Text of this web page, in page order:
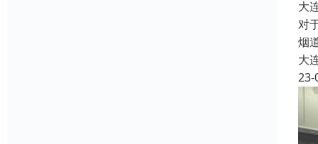
大
对
烟
大
23-